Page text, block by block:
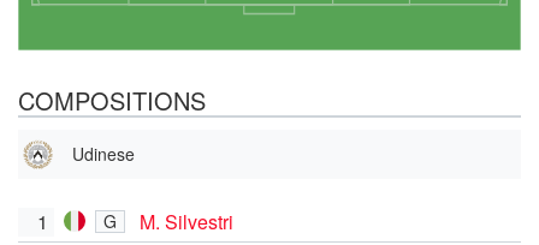
COMPOSITIONS
Udinese
1 G
M. Silvestri